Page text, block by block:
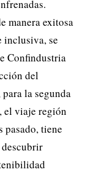
manera exitosa
inclusiva, se
Confindustria
del
la segunda
el viaje región
tiene